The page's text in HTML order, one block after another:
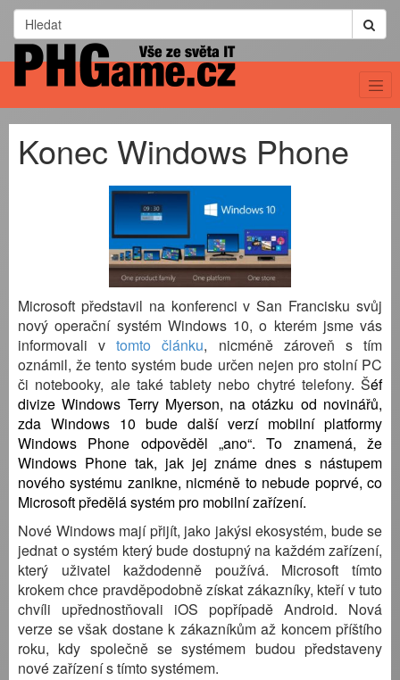
Konec Windows Phone
Microsoft představil na konferenci v San Francisku svůj
nový operační systém Windows 10, o kterém jsme vás
informovali vtomto článku, nicméně zároveň s tím
oznámil, že tento systém bude určen nejen pro stolní PC
či notebooky, ale také tablety nebo chytré telefony. Šéf
divize Windows Terry Myerson, na otázku od novinářů,
zda Windows 10 bude další verzí mobilní platformy
Windows Phone odpověděl „ano“. To znamená, že
Windows Phone tak, jak jej známe dnes s nástupem
nového systému zanikne, nicméně to nebude poprvé, co
Microsoft předělá systém pro mobilní zařízení.
Nové Windows mají přijít, jako jakýsi ekosystém, bude se
jednat o systém který bude dostupný na každém zařízení,
který uživatel každodenně používá. Microsoft tímto
krokem chce pravděpodobně získat zákazníky, kteří v tuto
chvíli upřednostňovali iOS popřípadě Android. Nová
verze se však dostane k zákazníkům až koncem příštího
roku, kdy společně se systémem budou představeny
nové zařízení s tímto systémem.